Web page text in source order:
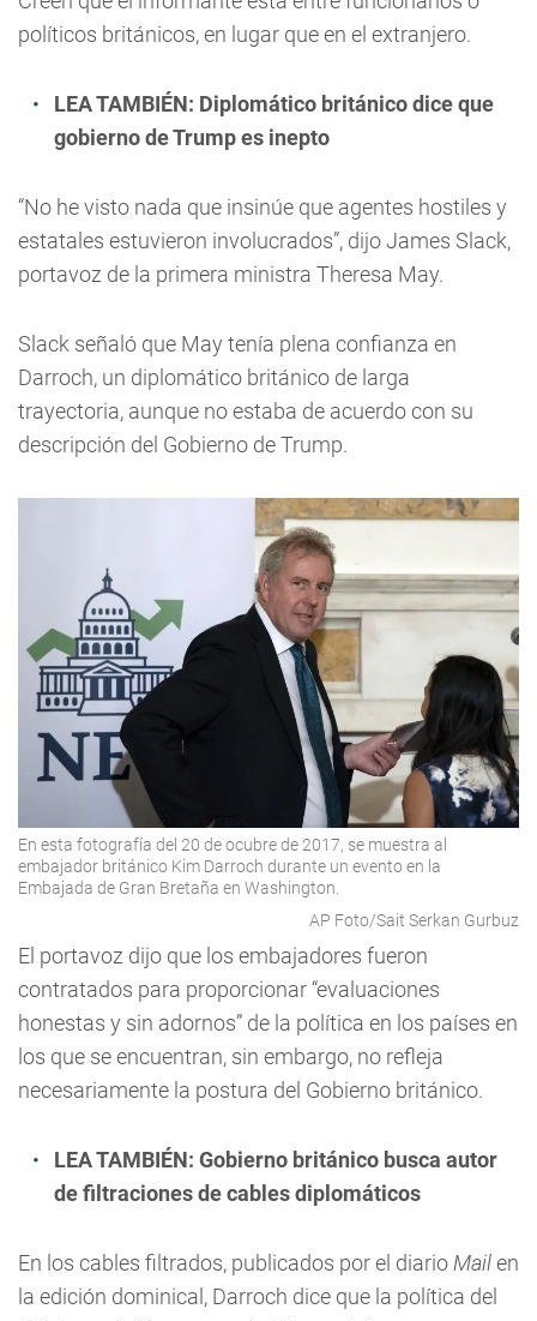
políticos británicos, en lugar que en el extranjero.
LEA TAMBIÉN: Diplomático británico dice que
gobierno de Trump es inepto
“No he visto nada que insinúe que agentes hostiles y
estatales estuvieron involucrados”, dijo James Slack,
portavoz de la primera ministra Theresa May.
Slack señaló que May tenía plena confianza en
Darroch, un diplomático británico de larga
trayectoria, aunque no estaba de acuerdo con su
descripción del Gobierno de Trump.
En esta fotografía del 20 de ocubre de 2017, se muestra al
embajador británico Kim Darroch durante un evento en la
Embajada de Gran Bretaña en Washington.
AP Foto/Sait Serkan Gurbuz
El portavoz dijo que los embajadores fueron
contratados para proporcionar “evaluaciones
honestas y sin adornos” de la política en los países en
los que se encuentran, sin embargo, no refleja
necesariamente la postura del Gobierno británico.
LEA TAMBIÉN: Gobierno británico busca autor
de filtraciones de cables diplomáticos
En los cables filtrados, publicados por el diarioMailen
la edición dominical, Darroch dice que la política del